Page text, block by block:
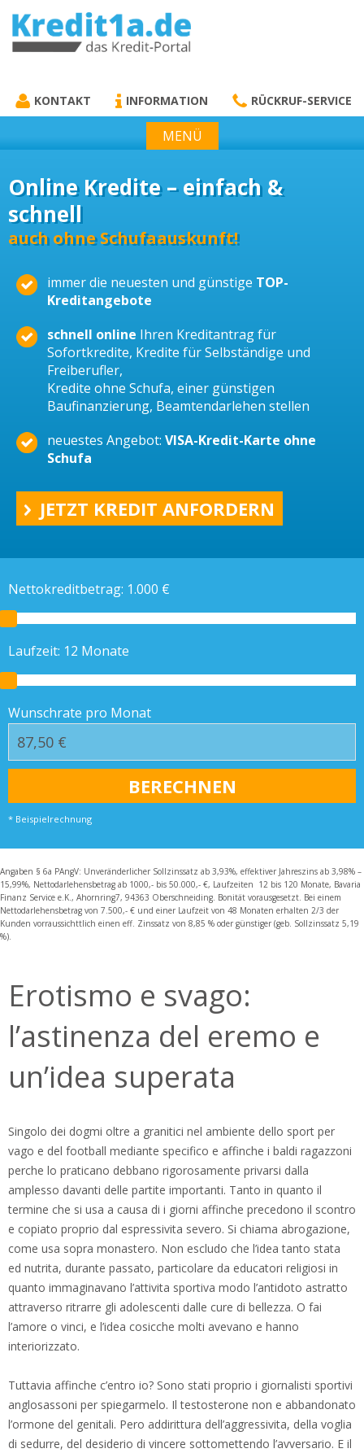
KREDIT1A.DE
KONTAKT INFORMATION RÜCKRUF-SERVICE
MENÜ
Online Kredite – einfach &
schnell
auch ohne Schufaauskunft!
immer die neuesten und günstige TOP-
Kreditangebote
schnell online Ihren Kreditantrag für
Sofortkredite, Kredite für Selbständige und
Freiberufler,
Kredite ohne Schufa, einer günstigen
Baufinanzierung, Beamtendarlehen stellen
neuestes Angebot: VISA-Kredit-Karte ohne
Schufa
JETZT KREDIT ANFORDERN
Nettokreditbetrag: 1.000 €
Laufzeit: 12 Monate
Wunschrate pro Monat
* Beispielrechnung
Angaben § 6a PAngV: Unveränderlicher Sollzinssatz ab 3,93%, effektiver Jahreszins ab 3,98% –
15,99%, Nettodarlehensbetrag ab 1000,- bis 50.000,- €, Laufzeiten 12 bis 120 Monate, Bavaria
Finanz Service e.K., Ahornring7, 94363 Oberschneiding. Bonität vorausgesetzt. Bei einem
Nettodarlehensbetrag von 7.500,- € und einer Laufzeit von 48 Monaten erhalten 2/3 der
Kunden vorraussichttlich einen eff. Zinssatz von 8,85 % oder günstiger (geb. Sollzinssatz 5,19
%).
Erotismo e svago:
l’astinenza del eremo e
un’idea superata
Singolo dei dogmi oltre a granitici nel ambiente dello sport per
vago e del football mediante specifico e affinche i baldi ragazzoni
perche lo praticano debbano rigorosamente privarsi dalla
amplesso davanti delle partite importanti. Tanto in quanto il
termine che si usa a causa di i giorni affinche precedono il scontro
e copiato proprio dal espressivita severo. Si chiama abrogazione,
come usa sopra monastero. Non escludo che l’idea tanto stata
ed nutrita, durante passato, particolare da educatori religiosi in
quanto immaginavano l’attivita sportiva modo l’antidoto astratto
attraverso ritrarre gli adolescenti dalle cure di bellezza. O fai
l’amore o vinci, e l’idea cosicche molti avevano e hanno
interiorizzato.
Tuttavia affinche c’entro io? Sono stati proprio i giornalisti sportivi
anglosassoni per spiegarmelo. Il testosterone non e abbandonato
l’ormone del genitali. Pero addirittura dell’aggressivita, della voglia
di sedurre, del desiderio di vincere sottomettendo l’avversario. E il